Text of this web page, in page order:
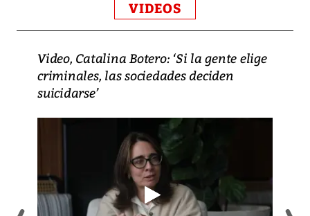
VIDEOS
Video, Catalina Botero: ‘Si la gente elige
criminales, las sociedades deciden
suicidarse’